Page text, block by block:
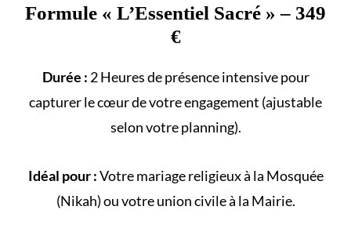
Formule « L’Essentiel Sacré » – 349
€
Durée : 2 Heures de présence intensive pour
capturer le cœur de votre engagement (ajustable
selon votreplanning).
Idéal pour :Votremariage religieuxà la Mosquée
(Nikah) ou votreunion civileà la Mairie.